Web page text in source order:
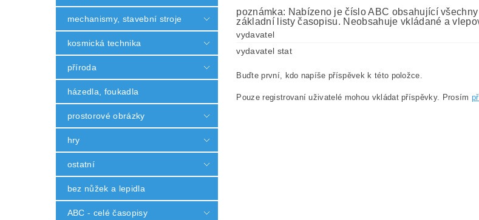
mechanismy, stavební stroje
kosmická technika
příroda
házedla, foukadla
prostorové obrázky
hry
ostatní
bez nůžek a lepidla
ABC - celé časopisy
poznámka: Nabízeno je číslo ABC obsahující
základní listy časopisu. Neobsahuje vkládané a
vydavatel
vydavatel stat
Buďte první, kdo napíše příspěvek k této položce.
Pouze registrovaní uživatelé mohou vkládat příspěvky. Prosím